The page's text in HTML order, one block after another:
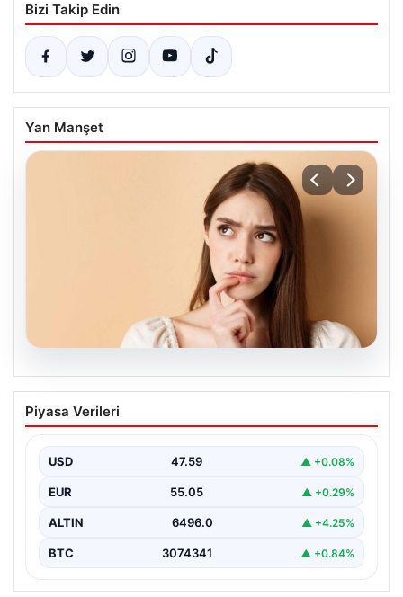
Bizi Takip Edin
Yan Manşet
05.08.2026
Kararlarında Kararlı Olamayan Burçlar:
En Çok Fikir Değiştiren 5 Burç
bulunmaktadır ve bunlar günlük yaşamda karar verme…
Piyasa Verileri
USD 47.59 ▲ +0.08%
EUR 55.05 ▲ +0.29%
ALTIN 6496.0 ▲ +4.25%
BTC 3074341 ▲ +0.84%